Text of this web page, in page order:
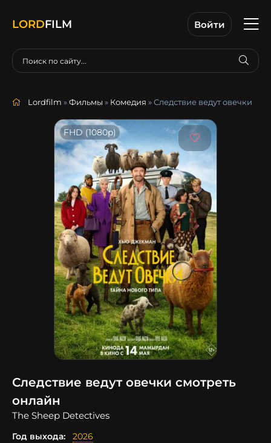
LORDFILM Войти
Lordfilm »Фильмы » Комедия » Следствие ведут овечки
FHD (1080p)
Следствие ведут овечки смотреть
онлайн
The Sheep Detectives
Год выхода:
2026